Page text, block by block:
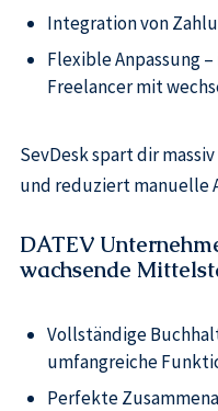
Integration von
Flexible Anpassung
Freelancer mit
SevDesk spart dir
und reduziert manuelle
DATEV
wachsende
Vollständige
umfangreiche
Perfekte